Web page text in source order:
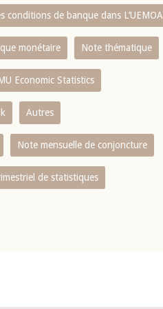
conditions de banque dans L‘UEMOA
monétaire Note thématique
Economic Statistics
Autres
Note mensuelle de conjoncture
de statistiques